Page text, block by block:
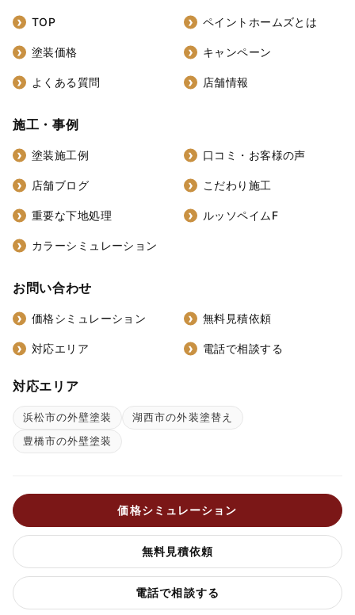
TOP ペイントホームズとは
塗装価格 キャンペーン
よくある質問 店舗情報
施工・事例
塗装施工例 口コミ・お客様の声
店舗ブログ こだわり施工
重要な下地処理 ルッソペイムF
カラーシミュレーション
お問い合わせ
価格シミュレーション 無料見積依頼
対応エリア 電話で相談する
対応エリア
浜松市の外壁塗装
湖西市の外装塗替え
豊橋市の外壁塗装
価格シミュレーション
無料見積依頼
電話で相談する